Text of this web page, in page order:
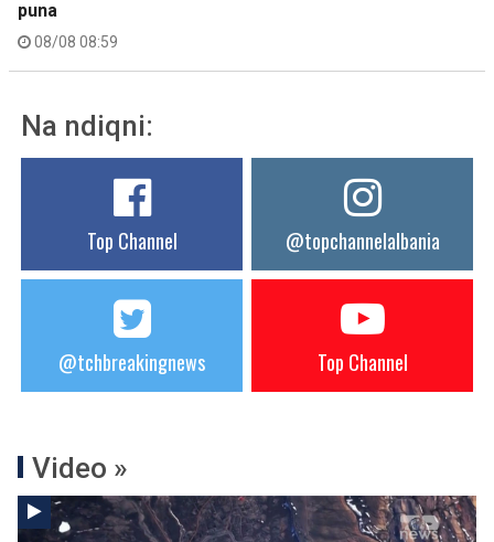
puna
08/08 08:59
Na ndiqni:
Top Channel @topchannelalbania
@tchbreakingnews Top Channel
Video »